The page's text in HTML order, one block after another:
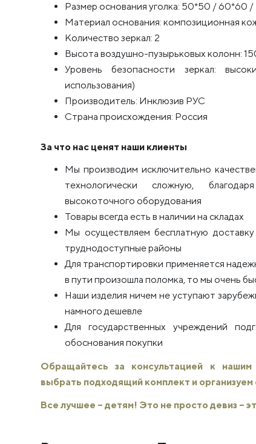
Размер основания уголка: 50*50 / 60*60 /
Материал основания: композиционная
Количество зеркал: 2
Высота воздушно-пузырьковых колонн:
Уровень безопасности зеркал:
использования)
Производитель: Инклюзив РУС
Страна происхождения: Россия
За что нас ценят наши клиенты
Мы производим исключительно
технологически сложную,
высокоточного оборудования
Товары всегда есть в наличии на складах
Мы осуществляем бесплатную
труднодоступные районы
Для транспортировки применяется
в пути произошла поломка, то мы очень
Наши изделия ничем не уступают
намного дешевле
Для государственных учреждений
обоснования покупки
Обращайтесь за консультацией к
выбрать подходящий комплект и организуем
Все лучшее – детям! Это не просто девиз –